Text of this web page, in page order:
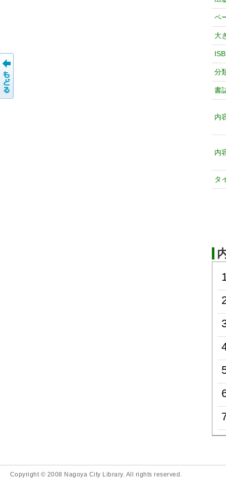
ペ
大
分
書
内
内
タ
Copyright © 2008 Nagoya City Library. All rights reserved.